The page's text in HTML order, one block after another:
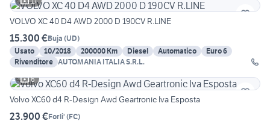
VOLVO XC 40 D4 AWD 2000 D 190CV R.LINE
15.300 €Buja (UD)
Usato
10/2018 200000 Km Diesel Automatico
Euro 6
Rivenditore AUTOMANIA ITALIA S.R.L.
6
Volvo XC60 d4 R-Design Awd Geartronic Iva Esposta
23.900 €Forli' (FC)